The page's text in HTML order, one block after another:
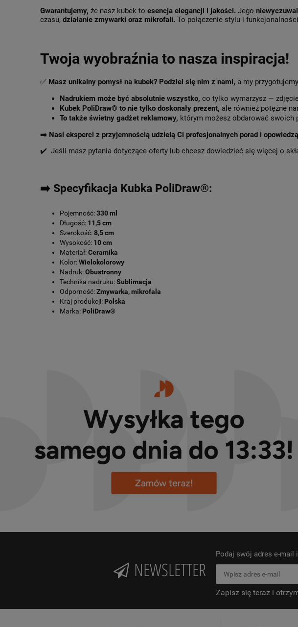
Gwarantujemy, że nasz kubek to esencja elegancji i jakości. Jego
czasu, działanie zmywarki oraz mikrofali. To połączenie stylu i
Twoja wyobraźnia to nasza inspiracja!
✅ Masz unikalny pomysł na kubek? Podziel się nim z nami, a my
Nadrukiem może być absolutnie wszystko, co tylko wymarzysz —
Kubek PoliDraw® to nie tylko doskonały prezent, ale również potężne
To także świetny gadżet reklamowy, którym możesz obdarować swoich
➡️ Nasi eksperci z przyjemnością udzielą Ci profesjonalnych porad i
✔️ Jeśli masz pytania dotyczące oferty lub chcesz dowiedzieć się więcej o
➡️ Specyfikacja Kubka PoliDraw®:
Pojemność:330 ml
Długość: 11,5 cm
Szerokość:8,5 cm
Wysokość: 10 cm
Materiał:Ceramika
Kolor:Wielokolorowy
Nadruk:Obustronny
Technika nadruku:Sublimacja
Odporność:Zmywarka, mikrofala
Kraj produkcji: Polska
Marka: PoliDraw®
NEWSLETTER
Podaj swój adres e-mail
Zapisz się teraz i